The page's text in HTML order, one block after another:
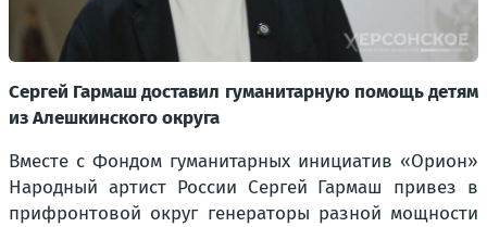
Сергей Гармаш доставил гуманитарную помощь детям
из Алешкинского округа
Вместе с Фондом гуманитарных инициатив «Орион»
Народный артист России Сергей Гармаш привез в
прифронтовой округ генераторы разной мощности